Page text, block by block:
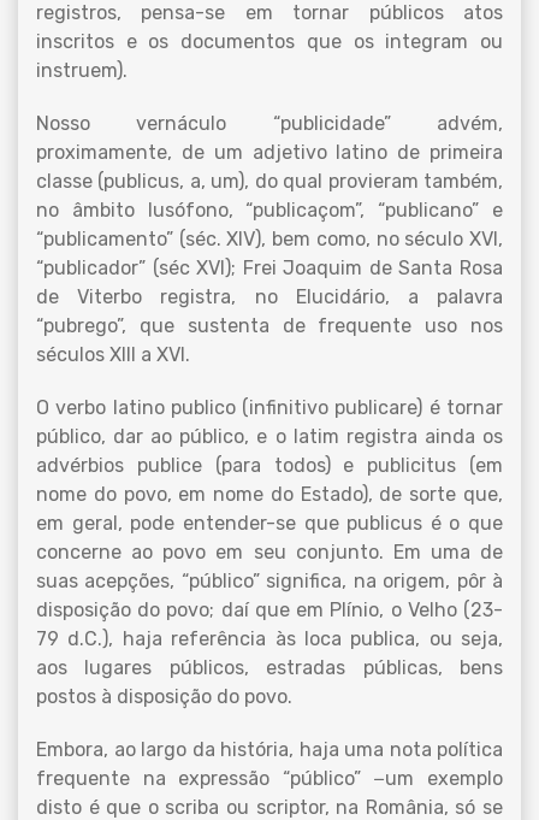
registros, pensa-se em tornar públicos atos
inscritos e os documentos que os integram ou
instruem).
Nosso vernáculo “publicidade” advém,
proximamente, de um adjetivo latino de primeira
classe (publicus, a, um), do qual provieram também,
no âmbito lusófono, “publicaçom”, “publicano” e
“publicamento” (séc. XIV), bem como, no século XVI,
“publicador” (séc XVI); Frei Joaquim de Santa Rosa
de Viterbo registra, no Elucidário, a palavra
“pubrego”, que sustenta de frequente uso nos
séculos XIII a XVI.
O verbo latino publico (infinitivo publicare) é tornar
público, dar ao público, e o latim registra ainda os
advérbios publice (para todos) e publicitus (em
nome do povo, em nome do Estado), de sorte que,
em geral, pode entender-se que publicus é o que
concerne ao povo em seu conjunto. Em uma de
suas acepções, “público” significa, na origem, pôr à
disposição do povo; daí que em Plínio, o Velho (23-
79 d.C.), haja referência às loca publica, ou seja,
aos lugares públicos, estradas públicas, bens
postos à disposição do povo.
Embora, ao largo da história, haja uma nota política
frequente na expressão “público” −um exemplo
disto é que o scriba ou scriptor, na România, só se